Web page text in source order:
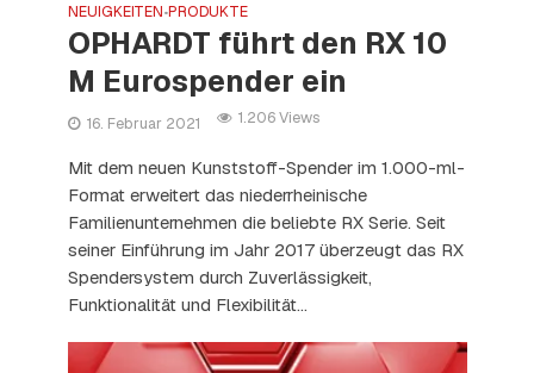
NEUIGKEITEN•PRODUKTE
OPHARDT führt den RX 10
M Eurospender ein
16. Februar 2021 1.206 Views
Mit dem neuen Kunststoff-Spender im 1.000-ml-
Format erweitert das niederrheinische
Familienunternehmen die beliebte RX Serie. Seit
seiner Einführung im Jahr 2017 überzeugt das RX
Spendersystem durch Zuverlässigkeit,
Funktionalität und Flexibilität...